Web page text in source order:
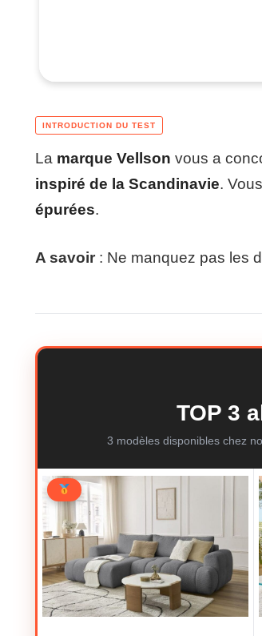
La marque Vellson vous a
inspiré de la Scandinavie.
épurées.
A savoir : Ne manquez pas les
TOP 3
3 modèles disponibles chez